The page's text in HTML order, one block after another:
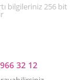
bilgileriniz 256 bit
32 12